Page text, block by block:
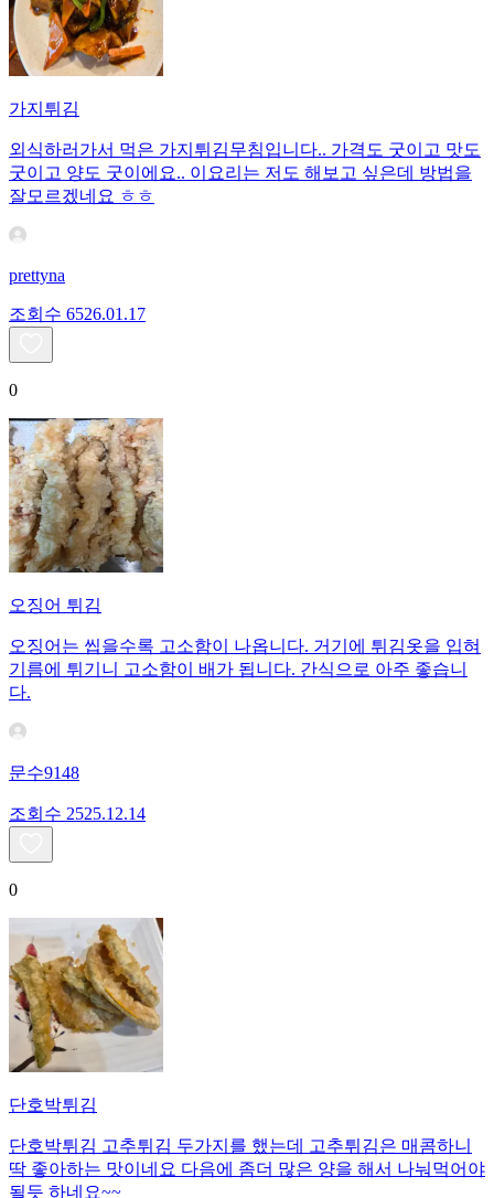
가지튀김
외식하러가서 먹은 가지튀김무침입니다.. 가격도 굿이고 맛도
굿이고 양도 굿이에요.. 이요리는 저도 해보고 싶은데 방법을
잘모르겠네요 ㅎㅎ
prettyna
조회수 6526.01.17
0
오징어 튀김
오징어는 씹을수록 고소함이 나옵니다. 거기에 튀김옷을 입혀
기름에 튀기니 고소함이 배가 됩니다. 간식으로 아주 좋습니
다.
문수9148
조회수 2525.12.14
0
단호박튀김
단호박튀김 고추튀김 두가지를 했는데 고추튀김은 매콤하니
딱 좋아하는 맛이네요 다음에 좀더 많은 양을 해서 나눠먹어야
될듯 하네요~~